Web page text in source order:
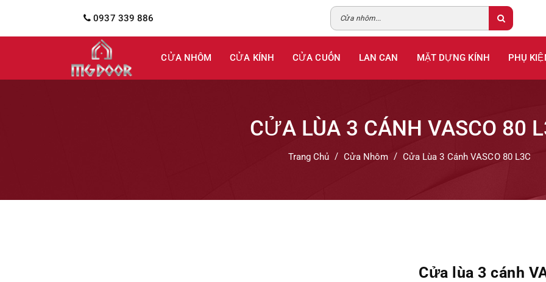
0937 339 886
CỬA NHÔM CỬA KÍNH CỬA CUỐN LAN CAN MẶT DỰNG KÍNH PHỤ
CỬA LÙA 3 CÁNH VASCO 80
Trang Chủ Cửa Nhôm Cửa Lùa 3 Cánh VASCO 80 L3C
Cửa lùa 3 cánh